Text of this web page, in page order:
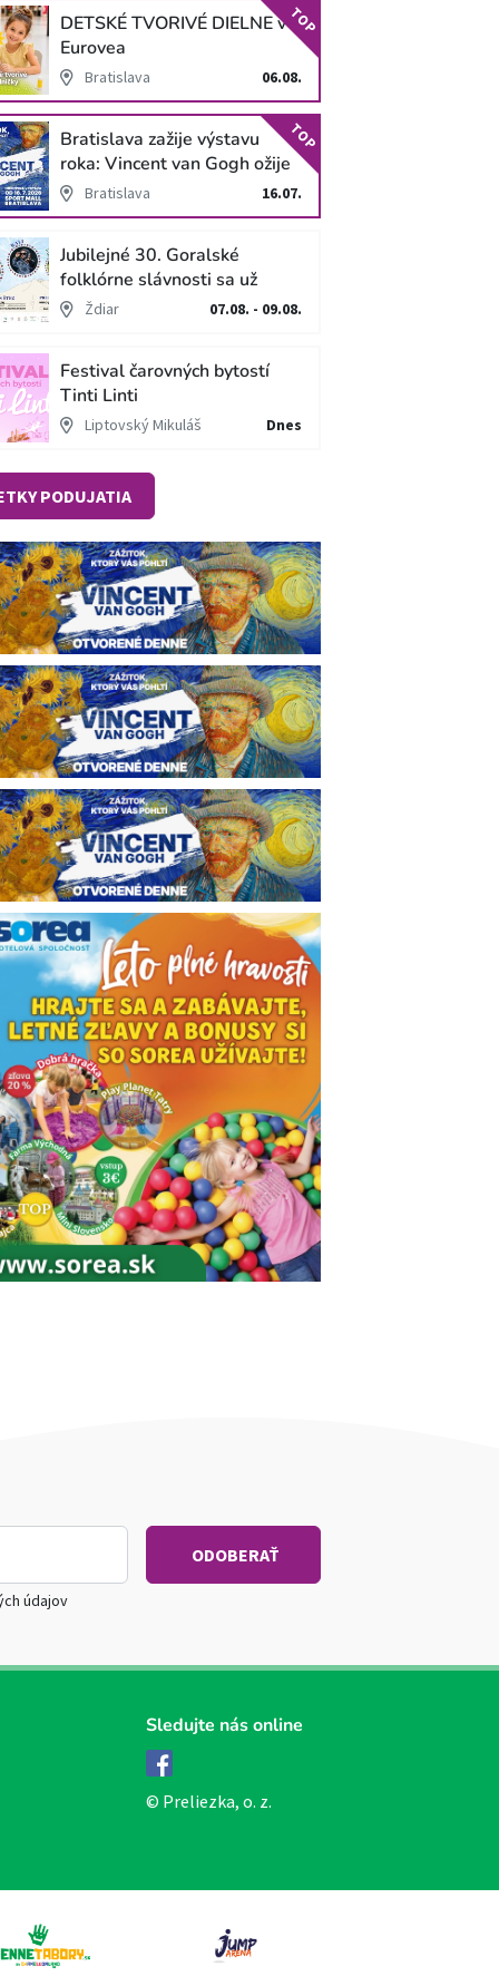
DETSKÉ TVORIVÉ DIELNE v
Eurovea
Bratislava 06.08.
TOP
Bratislava zažije výstavu
roka: Vincent van Gogh ožije
v unikátnej imerzívnej šou!
Bratislava 16.07.
TOP
Jubilejné 30. Goralské
folklórne slávnosti sa už
blížiaŽdiar 07.08. - 09.08.
Festival čarovných bytostí
Tinti Linti
Liptovský Mikuláš Dnes
PODUJATIA
údajov
Sledujte nás online
© Preliezka, o. z.